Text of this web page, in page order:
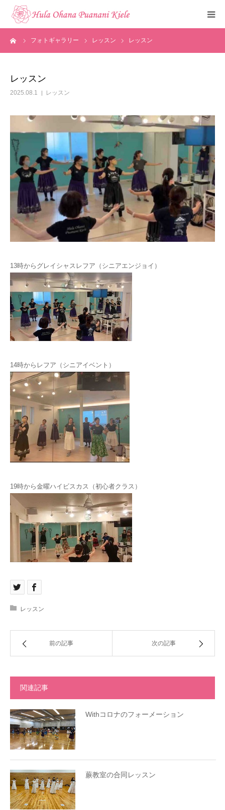
フォトギャラリー レッスン レッスン
レッスン
2025.08.1 レッスン
13時からグレイシャスレフア（シニアエンジョイ）
14時からレフア（シニアイベント）
19時から金曜ハイビスカス（初心者クラス）
レッスン
前の記事 次の記事
関連記事
Withコロナのフォーメーション
蕨教室の合同レッスン
トップ
フォトギャラリー
お知らせ
見学・体験申込
お問い合わせ